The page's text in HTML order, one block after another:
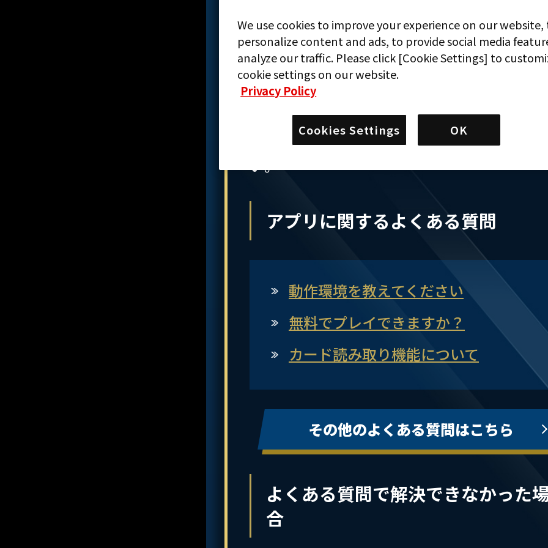
お客様から多くお問い合わせいただいている
問を当ページにてご覧いただけます。
ご覧いただいても解決しない場合は、ページ
の「お問い合わせフォーム」よりご連絡くだ
い。
アプリに関するよくある質問
動作環境を教えてください
無料でプレイできますか？
カード読み取り機能について
その他のよくある質問はこちら
よくある質問で解決できなかった
合
We use cookies to improve your experience on our website,
personalize content and ads, to provide social media
analyze our traffic. Please click [Cookie Settings] to
cookie settings on our website.
Privacy Policy
Cookies Settings OK